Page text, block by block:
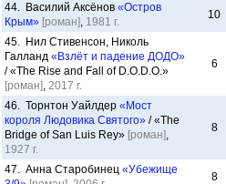
44. Василий Аксёнов «Остров
Крым» [роман], 1981 г.
10
45. Нил Стивенсон, Николь
Галланд «Взлёт и падение ДОДО»
/ «The Rise and Fall of D.O.D.O.»
[роман], 2017 г.
6
46. Торнтон Уайлдер «Мост
короля Людовика Святого» / «The
Bridge of San Luis Rey» [роман],
1927 г.
8
47. Анна Старобинец «Убежище
8